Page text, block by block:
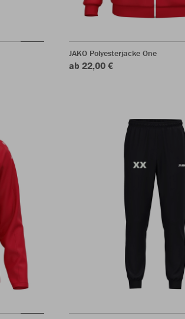
JAKO Polyesterjacke One
ab 22,00 €